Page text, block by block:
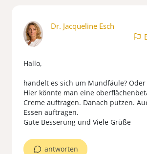
Dr. Jacqueline Esch
Hallo,
handelt es sich um Mundfäule?
Hier könnte man eine
Creme auftragen. Danach putzen.
Essen auftragen.
Gute Besserung und Viele Grüße
antworten